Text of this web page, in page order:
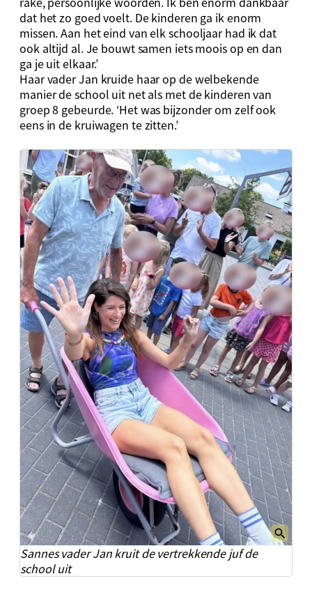
dat het zo goed voelt. De kinderen ga ik enorm
missen. Aan het eind van elk schooljaar had ik dat
ook altijd al. Je bouwt samen iets moois op en dan
ga je uit elkaar.’
Haar vader Jan kruide haar op de welbekende
manier de school uit net als met de kinderen van
groep 8 gebeurde. ‘Het was bijzonder om zelf ook
eens in de kruiwagen te zitten.’
Sannes vader Jan kruit de vertrekkende juf de
school uit